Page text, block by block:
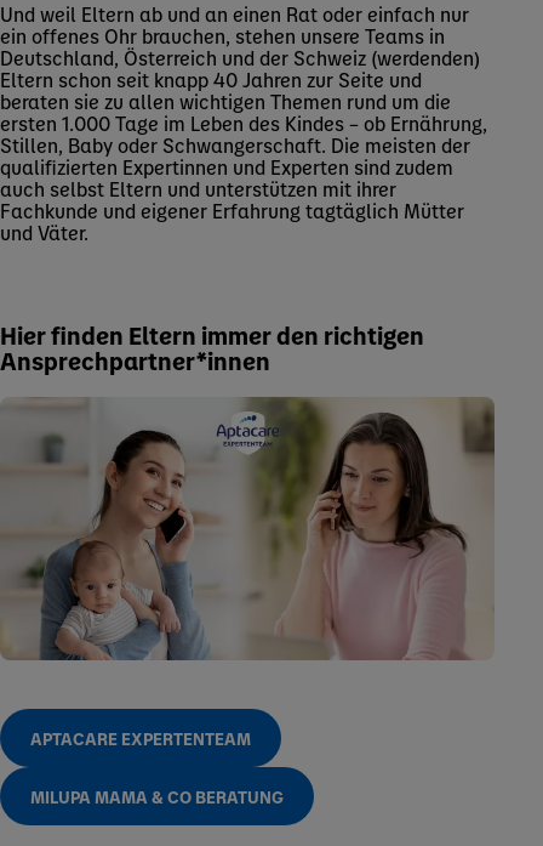
Und weil Eltern ab und an einen Rat oder einfach nur
ein offenes Ohr brauchen, stehen unsere Teams in
Deutschland, Österreich und der Schweiz (werdenden)
Eltern schon seit knapp 40 Jahren zur Seite und
beraten sie zu allen wichtigen Themen rund um die
ersten 1.000 Tage im Leben des Kindes – ob Ernährung,
Stillen, Baby oder Schwangerschaft. Die meisten der
qualifizierten Expertinnen und Experten sind zudem
auch selbst Eltern und unterstützen mit ihrer
Fachkunde und eigener Erfahrung tagtäglich Mütter
und Väter.
Hier finden Eltern immer den richtigen
Ansprechpartner*innen
APTACARE EXPERTENTEAM
MILUPA MAMA & CO BERATUNG